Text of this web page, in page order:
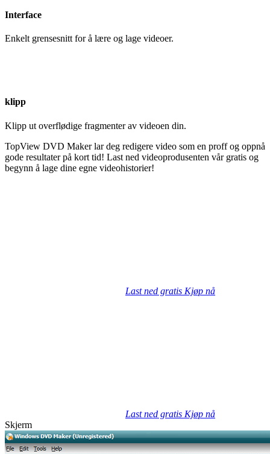
Interface
Enkelt grensesnitt for å lære og lage videoer.
klipp
Klipp ut overflødige fragmenter av videoen din.
TopView DVD Maker lar deg redigere video som en proff og oppnå
gode resultater på kort tid! Last ned videoprodusenten vår gratis og
begynn å lage dine egne videohistorier!
Last ned gratis Kjøp nå
Last ned gratis Kjøp nå
Skjerm